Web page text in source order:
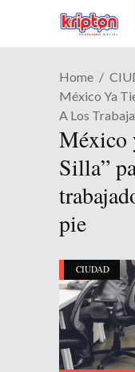
Home
México Ya
A Los
México
Silla”
pie
CIUDAD